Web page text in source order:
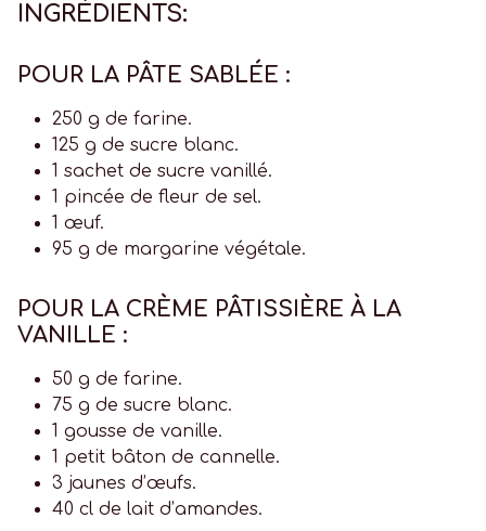
INGRÉDIENTS:
POUR LA PÂTE SABLÉE :
250 g de farine.
125 g de sucre blanc.
1 sachet de sucre vanillé.
1 pincée de fleur de sel.
1 œuf.
95 g de margarine végétale.
POUR LA CRÈME PÂTISSIÈRE À LA
VANILLE :
50 g de farine.
75 g de sucre blanc.
1 gousse de vanille.
1 petit bâton de cannelle.
3 jaunes d’œufs.
40 cl de lait d’amandes.